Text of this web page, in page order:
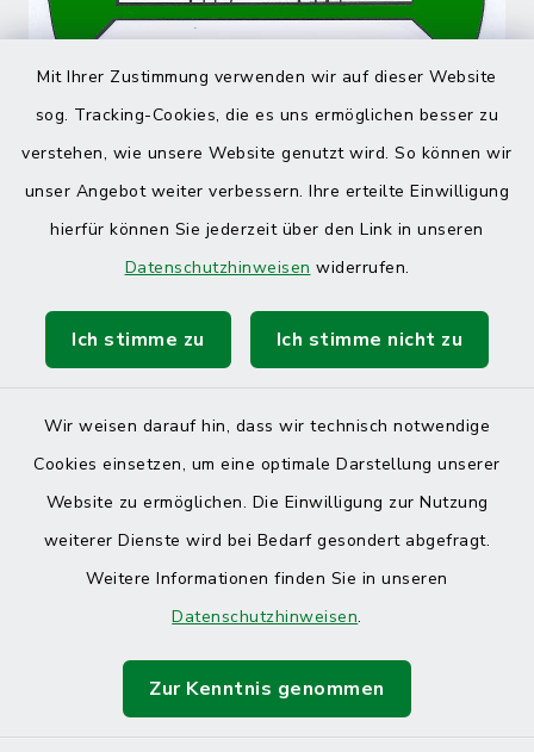
Mit Ihrer Zustimmung verwenden wir auf dieser Website
sog. Tracking-Cookies, die es uns ermöglichen besser zu
verstehen, wie unsere Website genutzt wird. So können wir
unser Angebot weiter verbessern. Ihre erteilte Einwilligung
hierfür können Sie jederzeit über den Link in unseren
Datenschutzhinweisen widerrufen.
Ich stimme zu Ich stimme nicht zu
Wir weisen darauf hin, dass wir technisch notwendige
Cookies einsetzen, um eine optimale Darstellung unserer
Website zu ermöglichen. Die Einwilligung zur Nutzung
weiterer Dienste wird bei Bedarf gesondert abgefragt.
Weitere Informationen finden Sie in unseren
Datenschutzhinweisen.
Zur Kenntnis genommen
Kontakt
Datenschutz
Impressum
Sitemap
Cookie-Einstellungen